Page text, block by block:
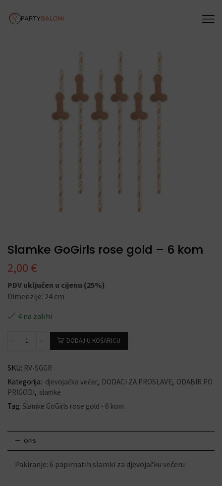
Slamke GoGirls rose gold – 6 kom
2,00 €
PDV uključen u cijenu (25%)
Dimenzije: 24 cm
4 na zalihi
DODAJ U KOŠARICU
SKU: RV-SGGR
Kategorija: djevojačka večer, DODACI ZA PROSLAVE, ODABIR PO
PRIGODI, slamke
Tag: Slamke GoGirls rose gold - 6 kom
OPIS
Pakiranje: 6 papirnatih slamki za djevojačku večeru